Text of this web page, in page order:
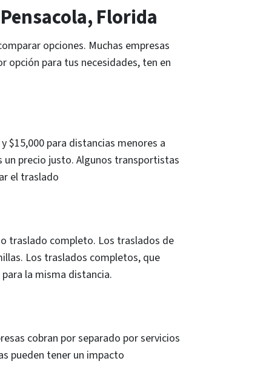
Florida
opciones. Muchas empresas
opción para tus necesidades, ten en
$15,000 para distancias menores a
precio justo. Algunos transportistas
el traslado
traslado completo. Los traslados de
Los traslados completos, que
la misma distancia.
cobran por separado por servicios
pueden tener un impacto